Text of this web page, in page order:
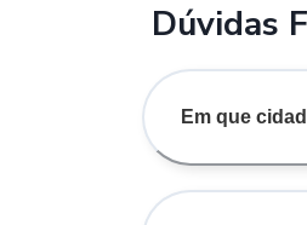
Dúvidas
Em que